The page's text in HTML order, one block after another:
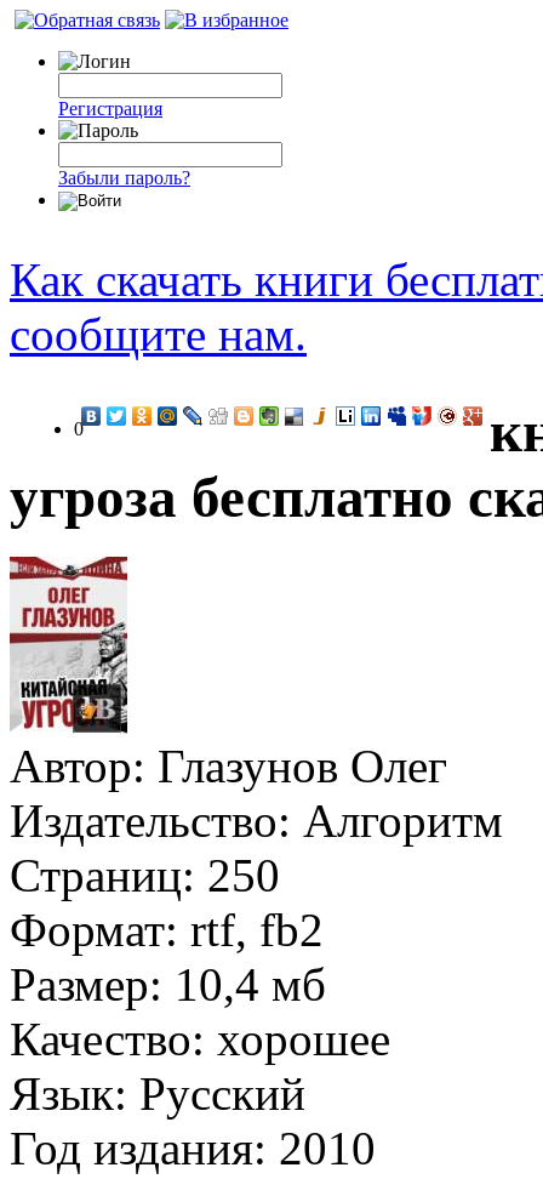
Регистрация
Забыли пароль?
Как скачать книги
сообщите нам.
0
угроза бесплатно
Автор: Глазунов Олег
Издательство: Алгоритм
Страниц: 250
Формат: rtf, fb2
Размер: 10,4 мб
Качество: хорошее
Язык: Русский
Год издания: 2010